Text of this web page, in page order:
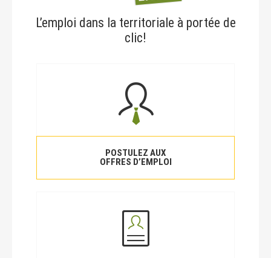
L’emploi dans la territoriale à portée de
clic!
POSTULEZ AUX
OFFRES D’EMPLOI